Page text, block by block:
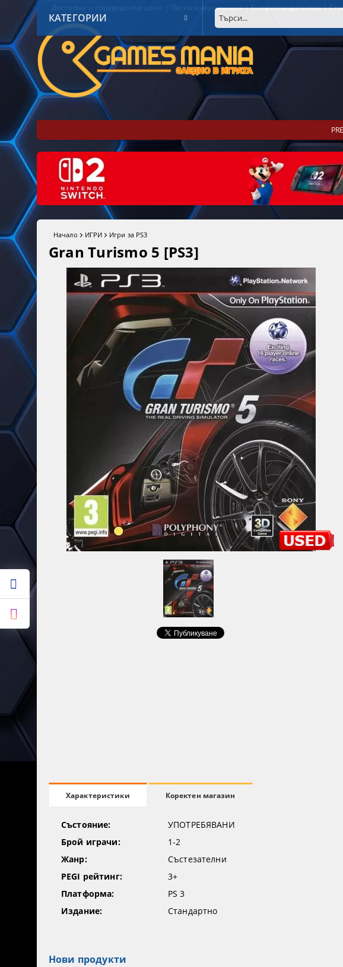
Достъпни и справедливи цени | Лесна комуникация | Експресна доставка |
КАТЕГОРИИ
Начало ИГРИ Игри за PS3
Gran Turismo 5 [PS3]
Характеристики Коректен магазин
Състояние:
УПОТРЕБЯВАНИ
Брой играчи:
1-2
Жанр:
Състезателни
PEGI рейтинг:
3+
Платформа:
PS 3
Издание:
Стандартно
Нови продукти